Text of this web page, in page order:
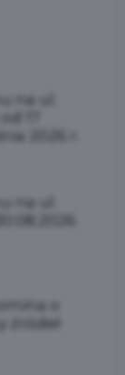
na ul.
17
2026 r.
na ul.
o
źródeł